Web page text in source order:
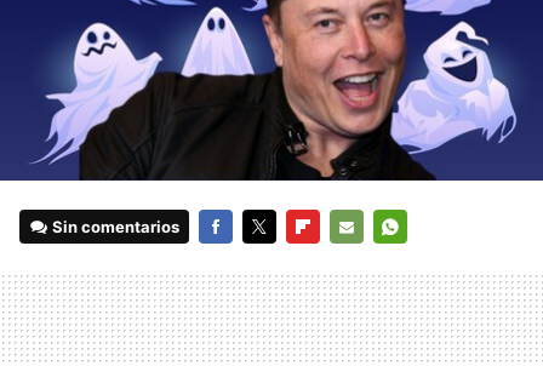
Sin comentarios
MAIL